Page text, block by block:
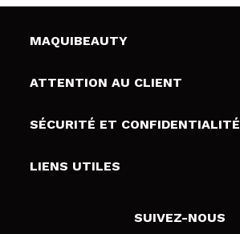
MAQUIBEAUTY
Qui sommes nous
Cartes-cadeaux
ATTENTION AU CLIENT
Livraison & retour
Modes de paiement
SÉCURITÉ ET CONFIDENTIALITÉ
Conditions et confidentialité
LIENS UTILES
SUIVEZ-NOUS